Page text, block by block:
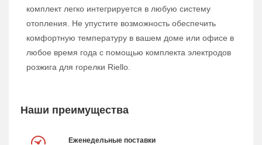
комплект легко интегрируется в любую систему
отопления. Не упустите возможность обеспечить
комфортную температуру в вашем доме или офисе в
любое время года с помощью комплекта электродов
розжига для горелки Riello.
Наши преимущества
Еженедельные поставки